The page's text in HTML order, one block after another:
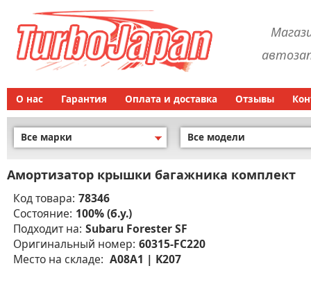
О нас Гарантия Оплата и доставка Отзывы
Все марки Все модели
Амортизатор крышки багажника комплект
Код товара: 78346
Состояние: 100% (б.у.)
Подходит на: Subaru Forester SF
Оригинальный номер: 60315-FC220
Место на складе: A08A1 | K207